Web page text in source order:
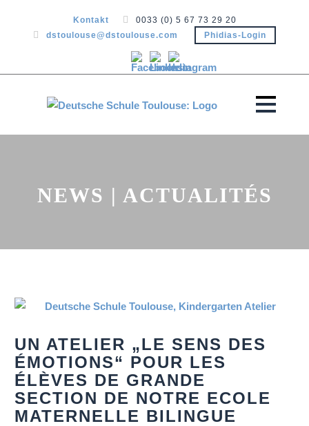
Kontakt
0033 (0) 5 67 73 29 20
dstoulouse@dstoulouse.com
Phidias-Login
NEWS | ACTUALITÉS
UN ATELIER „LE SENS DES
ÉMOTIONS“ POUR LES
ÉLÈVES DE GRANDE
SECTION DE NOTRE ECOLE
MATERNELLE BILINGUE